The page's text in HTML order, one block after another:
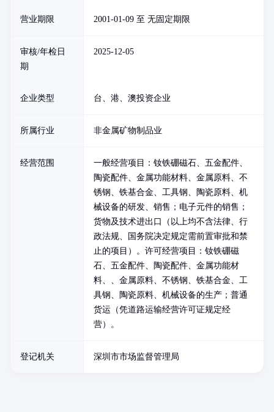
营业期限 2001-01-09 至 无固定期限
审核/年检日
期
2025-12-05
企业类型 台、港、澳投资企业
所属行业 非金属矿物制品业
经营范围
一般经营项目：钕铁硼磁石、五金配件、
陶瓷配件、金属功能材料、金属原料、不
锈钢、铁基合金、工具钢、陶瓷原料、机
械设备的研发、销售；电子元件的销售；
货物及技术进出口（以上均不含法律、行
政法规、国务院决定规定需前置审批和禁
止的项目）。许可经营项目：钕铁硼磁
石、五金配件、陶瓷配件、金属功能材
料、、金属原料、不锈钢、铁基合金、工
具钢、陶瓷原料、机械设备的生产；普通
货运（凭道路运输经营许可证规定经
营）。
登记机关 深圳市市场监督管理局